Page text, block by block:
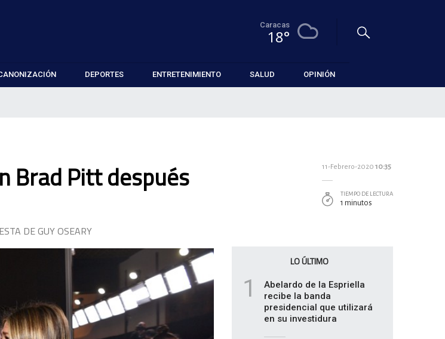
Caracas
18°
DEPORTES ENTRETENIMIENTO SALUD OPINIÓN
Brad Pitt después
DE GUY OSEARY
11-Febrero-2020 10:35
TIEMPO DE LECTURA
1 minutos
LO ÚLTIMO
1
Abelardo de la Espriella
recibe la banda
presidencial que utilizará
en su investidura